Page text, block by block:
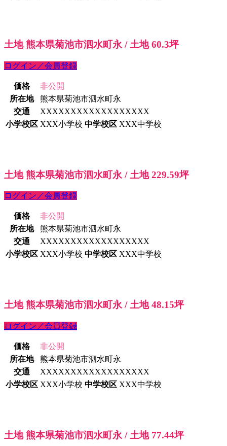
土地 熊本県菊池市泗水町永 / 土地 60.3坪
ログイン／会員登録
価格
非公開
所在地
熊本県菊池市泗水町永
交通
XXXXXXXXXXXXXXXXXX
小学校区 XXX小学校 中学校区 XXX中学校
土地 熊本県菊池市泗水町永 / 土地 229.59坪
ログイン／会員登録
価格
非公開
所在地
熊本県菊池市泗水町永
交通
XXXXXXXXXXXXXXXXXX
小学校区 XXX小学校 中学校区 XXX中学校
土地 熊本県菊池市泗水町永 / 土地 48.15坪
ログイン／会員登録
価格
非公開
所在地
熊本県菊池市泗水町永
交通
XXXXXXXXXXXXXXXXXX
小学校区 XXX小学校 中学校区 XXX中学校
土地 熊本県菊池市泗水町永 / 土地 77.44坪